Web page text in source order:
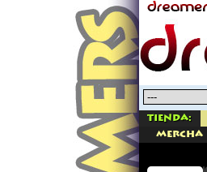
Tienda:
mercha